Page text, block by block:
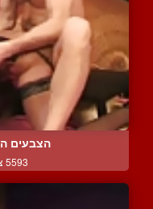
הצבעים
5593 צפיות